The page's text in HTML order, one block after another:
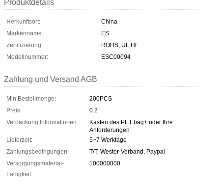
Produktdetails
Herkunftsort:
China
Markenname:
ES
Zertifizierung:
ROHS, UL,HF
Modellnummer:
ESC00094
Zahlung und Versand AGB
Min Bestellmenge:
200PCS
Preis:
0.2
Verpackung Informationen:
Kasten des PET bag+ oder Ihre
Anforderungen
Lieferzeit:
5~7 Werktage
Zahlungsbedingungen:
T/T, Wester-Verband, Paypal
Versorgungsmaterial-
Fähigkeit:
100000000